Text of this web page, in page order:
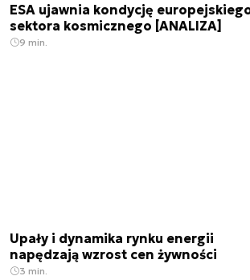
ESA ujawnia kondycję
sektora kosmicznego [ANALIZA]
9 min.
Upały i dynamika rynku energii
napędzają wzrost cen żywności
3 min.